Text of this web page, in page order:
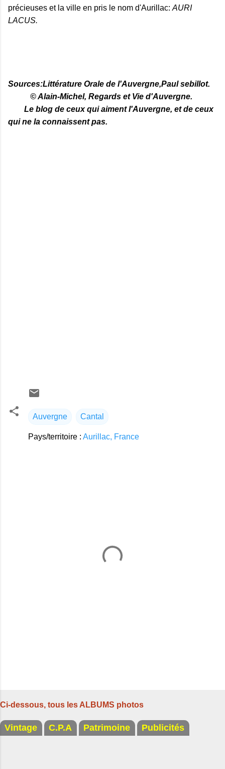
précieuses et la ville en pris le nom d'Aurillac: AURI
LACUS.
Sources:Littérature Orale de l'Auvergne,Paul sebillot.
© Alain-Michel, Regards et Vie d'Auvergne.
Le blog de ceux qui aiment l'Auvergne, et de ceux
qui ne la connaissent pas.
Auvergne Cantal
Pays/territoire : Aurillac, France
Ci-dessous, tous les ALBUMS photos
Vintage C.P.A Patrimoine Publicités